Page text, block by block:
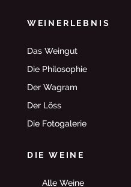
WEINERLEBNIS
Das Weingut
Die Philosophie
Der Wagram
Der Löss
Die Fotogalerie
DIE WEINE
Alle Weine